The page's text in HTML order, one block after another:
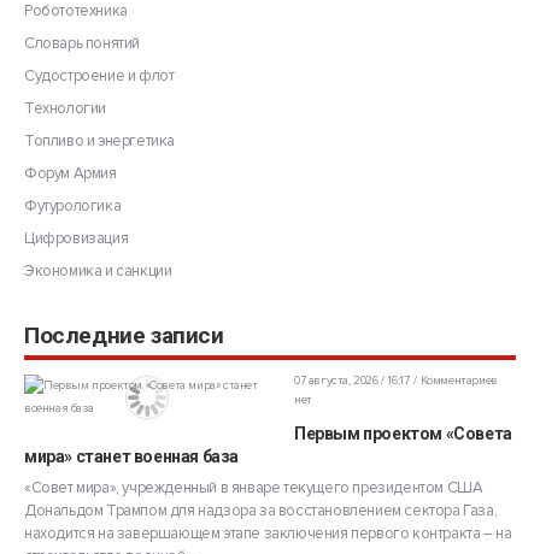
Робототехника
Словарь понятий
Судостроение и флот
Технологии
Топливо и энергетика
Форум Армия
Футурологика
Цифровизация
Экономика и санкции
Последние записи
07 августа, 2026 / 16:17
Комментариев
нет
Первым проектом «Совета
мира» станет военная база
«Совет мира», учрежденный в январе текущего президентом США
Дональдом Трампом для надзора за восстановлением сектора Газа,
находится на завершающем этапе заключения первого контракта – на